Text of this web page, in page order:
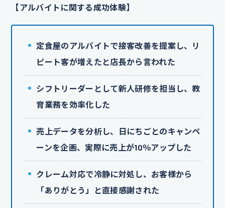
【アルバイトに関する成功体験】
定食屋のアルバイトで接客改善を提案し、リ
ピート客が増えたと店長から言われた
シフトリーダーとして新人研修を担当し、教
育業務を効率化した
売上データを分析し、日にちごとのキャンペ
ーンを企画、実際に売上が10％アップした
クレーム対応で冷静に対処し、お客様から
「ありがとう」と直接感謝された